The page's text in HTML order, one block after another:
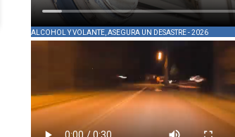
ALCOHOL Y VOLANTE, ASEGURA UN DESASTRE - 2026